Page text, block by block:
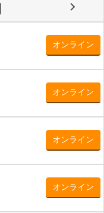
オンライン
オンライン
オンライン
オンライン